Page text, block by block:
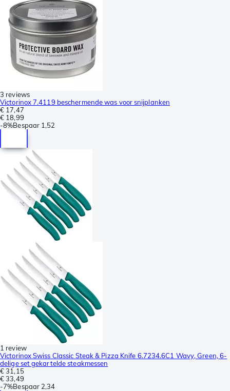
3 reviews
Victorinox 7.4119 beschermende was voor snijplanken
€ 17,47
€ 18,99
-8%Bespaar 1,52
1 review
Victorinox Swiss Classic Steak & Pizza Knife 6.7234.6C1 Wavy, Green, 6-
delige set gekartelde steakmessen
€ 31,15
€ 33,49
-7%Bespaar 2,34